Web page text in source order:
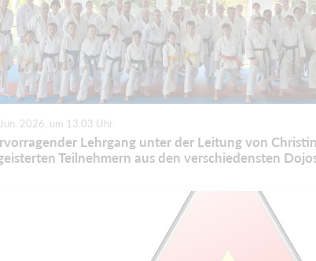
2026, um 13.03 Uhr
Lehrgang unter der Leitung von
Teilnehmern aus den verschiedensten